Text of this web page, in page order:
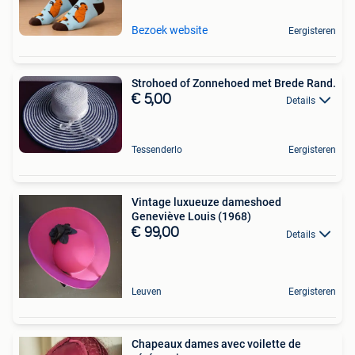
Bezoek website Eergisteren
Strohoed of Zonnehoed met Brede Rand.
€ 5,00 Details
Tessenderlo Eergisteren
Vintage luxueuze dameshoed
Geneviève Louis (1968)
€ 99,00 Details
Leuven Eergisteren
Chapeaux dames avec voilette de